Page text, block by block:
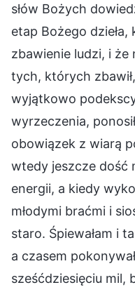
słów Bożych
etap Bożego
zbawienie ludzi, i
tych, których
wyjątkowo
wyrzeczenia,
obowiązek z wiarą
wtedy jeszcze dość
energii, a kiedy
młodymi braćmi i
staro. Śpiewałam i
a czasem
sześćdziesięciu mil,